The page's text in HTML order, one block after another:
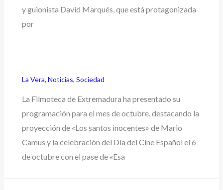
y guionista David Marqués, que está protagonizada
por
La Vera,Noticias,Sociedad
La Filmoteca de Extremadura ha presentado su
programación para el mes de octubre, destacando la
proyección de «Los santos inocentes» de Mario
Camus y la celebración del Día del Cine Español el 6
de octubre con el pase de «Esa